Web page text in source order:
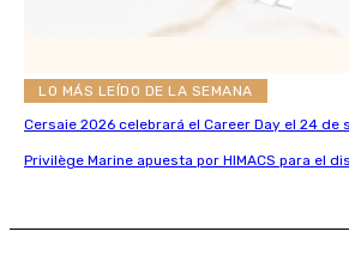
LO MÁS LEÍDO DE LA SEMANA
Cersaie 2026 celebrará el Career Day el 24 de
Privilège Marine apuesta por HIMACS para el